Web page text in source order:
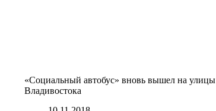
«Социальный автобус» вновь вышел на улицы
Владивостока